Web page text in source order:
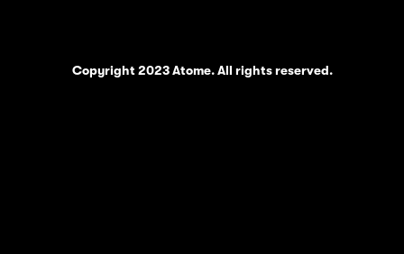
Copyright 2023 Atome. All rights reserved.